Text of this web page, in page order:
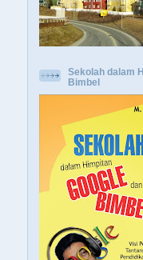
Sekolah dalam
Bimbel